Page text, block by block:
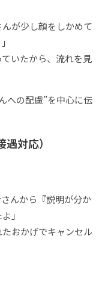
んが少し顔をしかめて
ていたから、流れを見
への配慮”を中心に伝
対応）
んから『説明が分か
」
たおかげでキャンセル